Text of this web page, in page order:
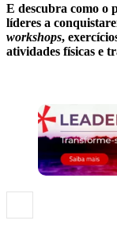
E descubra como o
líderes a
workshops,
atividades físicas e